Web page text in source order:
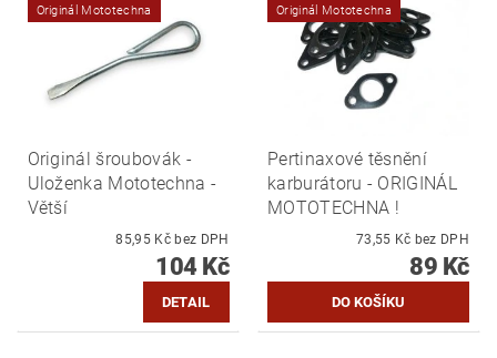
Originál Mototechna
Originál šroubovák -
Uloženka Mototechna -
Větší
85,95 Kč bez DPH
104 Kč
DETAIL
Originál Mototechna
Pertinaxové těsnění
karburátoru - ORIGINÁL
MOTOTECHNA !
73,55 Kč bez DPH
89 Kč